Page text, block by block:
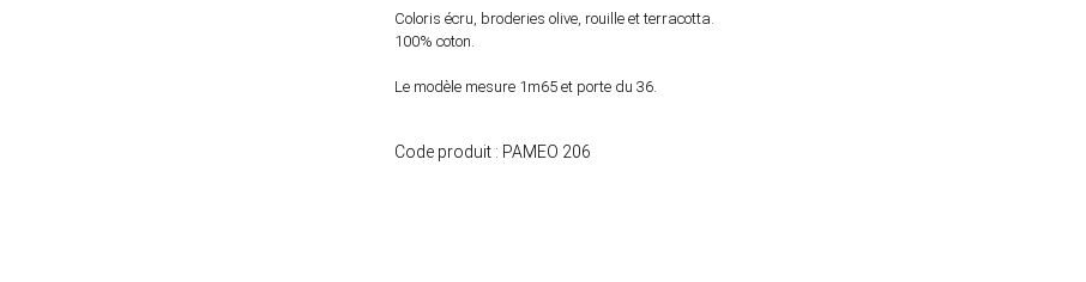
Coloris écru, broderies olive, rouille et terracotta.
100% coton.
Le modèle mesure 1m65 et porte du 36.
Code produit : PAMEO 206